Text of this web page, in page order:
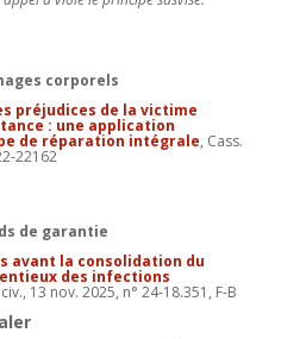
corporels
préjudices de la victime
: une application
de réparation intégrale, Cass.
22162
de garantie
avant la consolidation du
des infections
13 nov. 2025, n° 24-18.351, F-B